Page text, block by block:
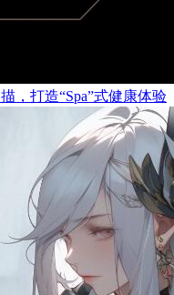
，打造“Spa”式健康体验